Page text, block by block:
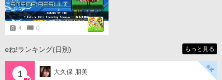
4 0
eね!ランキング(日別) もっと見る
1 大久保 朋美